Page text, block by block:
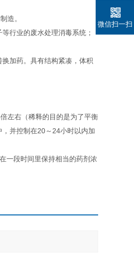
造。
行业的废水处理消毒系统；
加药。具有结构紧凑，体积
左右（稀释的目的是为了平衡
并控制在20～24小时以内加
一段时间里保持相当的药剂浓
微信扫一扫